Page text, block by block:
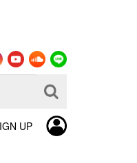
UP